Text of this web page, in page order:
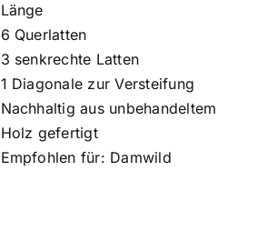
Länge
6 Querlatten
3 senkrechte Latten
1 Diagonale zur Versteifung
Nachhaltig aus unbehandeltem
Holz gefertigt
Empfohlen für: Damwild